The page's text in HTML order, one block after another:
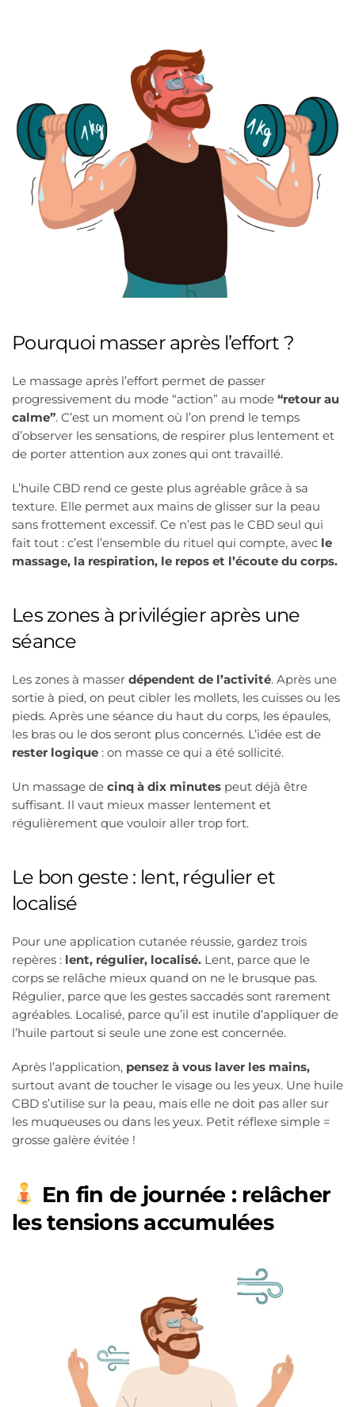
Pourquoi masser après l’effort ?
Le massage après l’effort permet de passer
progressivement du mode “action” au mode “retour au
calme”. C’est un moment où l’on prend le temps
d’observer les sensations, de respirer plus lentement et
de porter attention aux zones qui ont travaillé.
L’huile CBD rend ce geste plus agréable grâce à sa
texture. Elle permet aux mains de glisser sur la peau
sans frottement excessif. Ce n’est pas le CBD seul qui
fait tout : c’est l’ensemble du rituel qui compte, avec le
massage, la respiration, le repos et l’écoute du corps.
Les zones à privilégier après une
séance
Les zones à masser dépendent de l’activité. Après une
sortie à pied, on peut cibler les mollets, les cuisses ou les
pieds. Après une séance du haut du corps, les épaules,
les bras ou le dos seront plus concernés. L’idée est de
rester logique : on masse ce qui a été sollicité.
Un massage de cinq à dix minutes peut déjà être
suffisant. Il vaut mieux masser lentement et
régulièrement que vouloir aller trop fort.
Le bon geste : lent, régulier et
localisé
Pour une application cutanée réussie, gardez trois
repères : lent, régulier, localisé. Lent, parce que le
corps se relâche mieux quand on ne le brusque pas.
Régulier, parce que les gestes saccadés sont rarement
agréables. Localisé, parce qu’il est inutile d’appliquer de
l’huile partout si seule une zone est concernée.
Après l’application, pensez à vous laver les mains,
surtout avant de toucher le visage ou les yeux. Une huile
CBD s’utilise sur la peau, mais elle ne doit pas aller sur
les muqueuses ou dans les yeux. Petit réflexe simple =
grosse galère évitée !
En fin de journée : relâcher
les tensions accumulées